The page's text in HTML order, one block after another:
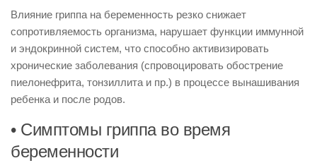
Влияние гриппа на беременность резко снижает
сопротивляемость организма, нарушает функции иммунной
и эндокринной систем, что способно активизировать
хронические заболевания (спровоцировать обострение
пиелонефрита, тонзиллита и пр.) в процессе вынашивания
ребенка и после родов.
• Симптомы гриппа во время
беременности